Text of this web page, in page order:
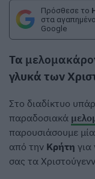
Πρόσθεσε το
στα
Google
Τα
γλυκά των
Στο διαδίκτυο
παραδοσιακά
παρουσιάσουμε
από την Κρήτη
σας τα